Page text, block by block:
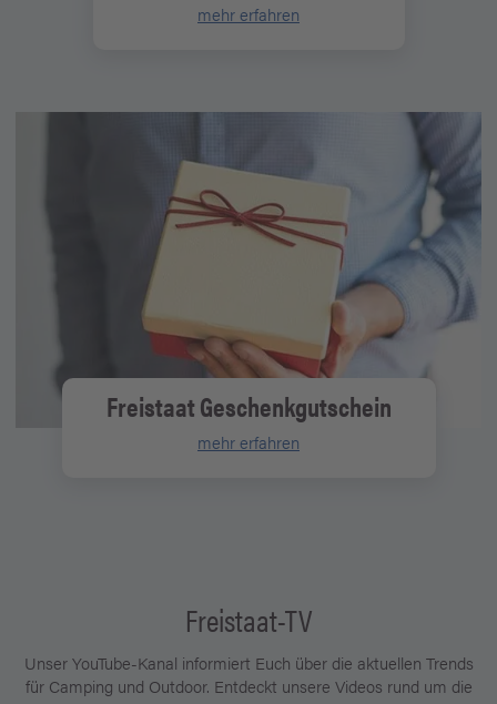
mehr erfahren
Freistaat Geschenkgutschein
mehr erfahren
Freistaat-TV
Unser YouTube-Kanal informiert Euch über die aktuellen Trends
für Camping und Outdoor. Entdeckt unsere Videos rund um die